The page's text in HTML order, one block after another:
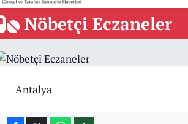
Nöbetçi Eczaneler